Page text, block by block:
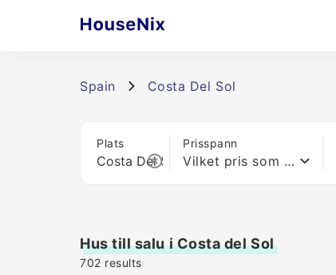
Spain Costa Del Sol
Plats Prisspann
Vilket pris som helst
Hus till salu i Costa del Sol
702 results